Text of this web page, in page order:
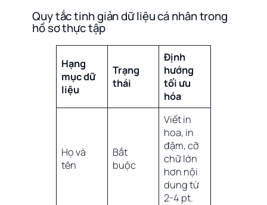
Quy tắc tinh giản dữ liệu cá nhân trong
hồ sơ thực tập
Hạng
mục dữ
liệu
Trạng
thái
Định
hướng
tối ưu
hóa
Họ và
tên
Bắt
buộc
Viết in
hoa, in
đậm, cỡ
chữ lớn
hơn nội
dung từ
2-4 pt.